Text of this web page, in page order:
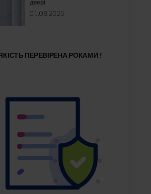
двері
01.08.2025
ПЕРЕВІРЕНА РОКАМИ !